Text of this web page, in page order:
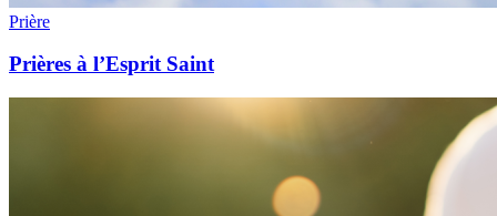
Prière
Prières à l’Esprit Saint